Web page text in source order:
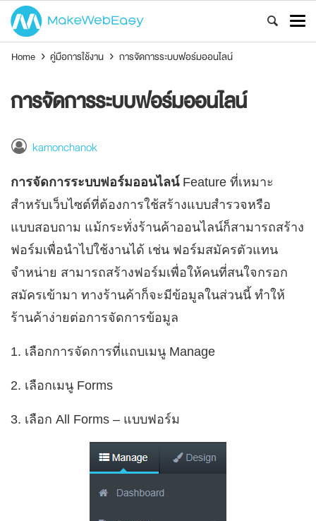
Home › คู่มือการใช้งาน › การจัดการระบบฟอร์มออนไลน์
การจัดการระบบฟอร์มออนไลน์
kamonchanok
การจัดการระบบฟอร์มออนไลน์ Feature ที่เหมาะ
สำหรับเว็บไซต์ที่ต้องการใช้สร้างแบบสำรวจหรือ
แบบสอบถาม แม้กระทั่งร้านค้าออนไลน์ก็สามารถสร้าง
ฟอร์มเพื่อนำไปใช้งานได้ เช่น ฟอร์มสมัครตัวแทน
จำหน่าย สามารถสร้างฟอร์มเพื่อให้คนที่สนใจกรอก
สมัครเข้ามา ทางร้านค้าก็จะมีข้อมูลในส่วนนี้ ทำให้
ร้านค้าง่ายต่อการจัดการข้อมูล
1. เลือกการจัดการที่แถบเมนู Manage
2. เลือกเมนู Forms
3. เลือก All Forms – แบบฟอร์ม